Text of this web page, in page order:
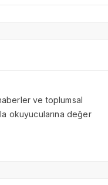
ve toplumsal
okuyucularına değer